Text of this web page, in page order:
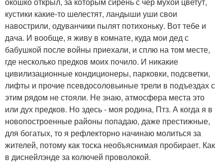
кустики какие-то шелестят, ландыши уши свои
навострили, одуванчики пылят потихоньку. Вот тебе и
дача. И вообще, я живу в комнате, куда мои дед с
бабушкой после войны приехали, и сплю на том месте,
где несколько предков моих почило. И никакие
цивилизационные кондиционеры, парковки, подсветки,
лифты и прочие псевдосоловьиные трели в подъездах с
этим рядом не стояли. Не знаю, атмосфера места это
или дух предков. Но здесь - моя родина, Птз. А когда я в
новопостроенные районы попадаю, даже престижные,
для богатых, то я рефлекторно начинаю молиться за
жителей, потому как тоска необъяснимая пробирает. Как
в диснейлэнде за колючей проволокой.